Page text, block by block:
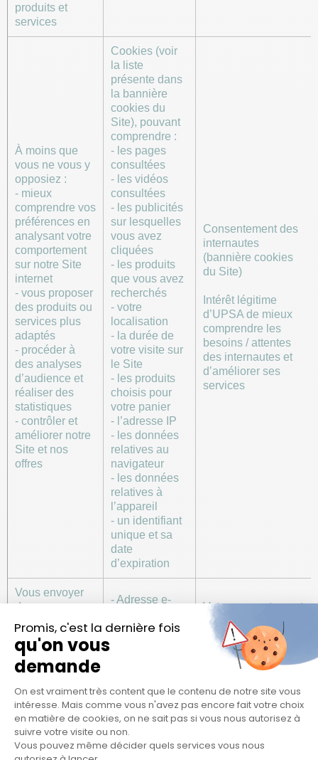
produits et
services
À moins que
vous ne vous y
opposiez :
- mieux
comprendre vos
préférences en
analysant votre
comportement
sur notre Site
internet
- vous proposer
des produits ou
services plus
adaptés
- procéder à
des analyses
d’audience et
réaliser des
statistiques
- contrôler et
améliorer notre
Site et nos
offres
Cookies (voir
la liste
présente dans
la bannière
cookies du
Site), pouvant
comprendre :
- les pages
consultées
- les vidéos
consultées
- les publicités
sur lesquelles
vous avez
cliquées
- les produits
que vous avez
recherchés
- votre
localisation
- la durée de
votre visite sur
le Site
- les produits
choisis pour
votre panier
- l’adresse IP
- les données
relatives au
navigateur
- les données
relatives à
l’appareil
- un identifiant
unique et sa
date
d’expiration
Consentement des
internautes
(bannière cookies
du Site)
Intérêt légitime
d’UPSA de mieux
comprendre les
besoins / attentes
des internautes et
d’améliorer ses
services
Vous envoyer
des
informations sur
nos offres,
actualités et
évènements
- Adresse e-
- Identité
Votre consentement
(exprimé lors de
l’inscription à nos
newsletters)
Données
strictement
nécessaires à
la remontée de
la situation à